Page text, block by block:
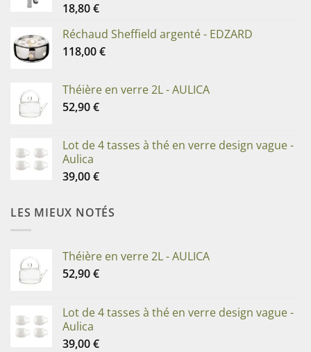
18,80€
Réchaud Sheffield argenté - EDZARD
118,00€
Théière en verre 2L - AULICA
52,90€
Lot de 4 tasses à thé en verre design vague -
Aulica
39,00€
LES MIEUX NOTÉS
Théière en verre 2L - AULICA
52,90€
Lot de 4 tasses à thé en verre design vague -
Aulica
39,00€